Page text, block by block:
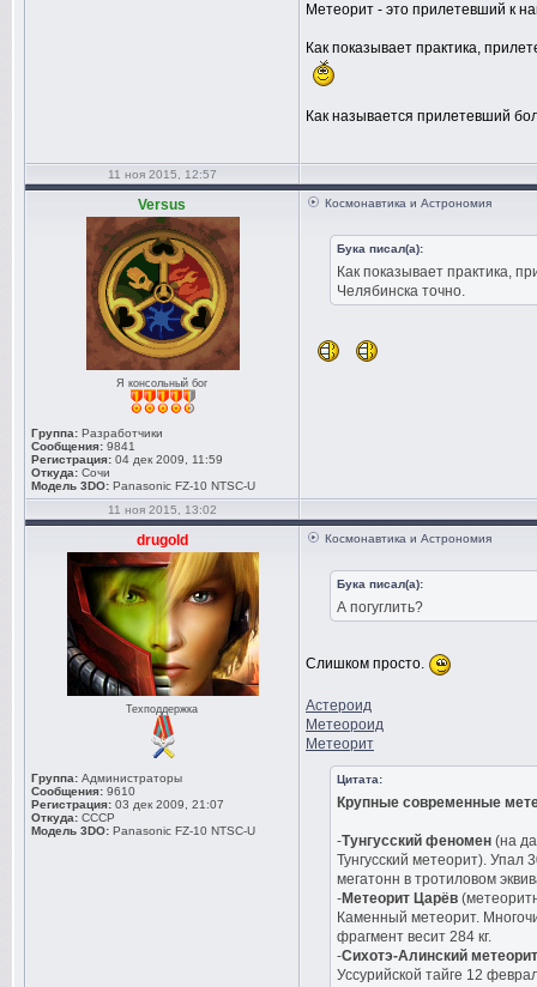
Метеорит - это прилетевший к
Как показывает практика,
Как называется прилетевший
11 ноя 2015, 12:57
Versus
Я консольный бог
Группа: Разработчики
Сообщения: 9841
Регистрация: 04 дек 2009, 11:59
Откуда: Сочи
Модель 3DO: Panasonic FZ-10 NTSC-U
Космонавтика и Астрономия
Бука писал(а):
Как показывает практика,
Челябинска точно.
11 ноя 2015, 13:02
drugold
Техподдержка
Группа: Администраторы
Сообщения: 9610
Регистрация: 03 дек 2009, 21:07
Откуда: СССР
Модель 3DO: Panasonic FZ-10 NTSC-U
Космонавтика и Астрономия
Бука писал(а):
А погуглить?
Слишком просто.
Астероид
Метеороид
Метеорит
Цитата:
Крупные современные
-Тунгусский феномен (на
Тунгусский метеорит). Упал
мегатонн в тротиловом
-Метеорит Царёв
Каменный метеорит.
фрагмент весит 284 кг.
-Сихотэ-Алинский метеорит
Уссурийской тайге 12